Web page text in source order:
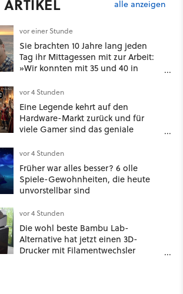
alle anzeigen
vor einer Stunde
Sie brachten 10 Jahre lang jeden
Tag ihr Mittagessen mit zur Arbeit:
»Wir konnten mit 35 und 40 in
Gamification [Best of GameStar]
vor 4 Stunden
Eine Legende kehrt auf den
Hardware-Markt zurück und für
viele Gamer sind das geniale
vor 4 Stunden
Früher war alles besser? 6 olle
Spiele-Gewohnheiten, die heute
unvorstellbar sind
vor 4 Stunden
Die wohl beste Bambu Lab-
Alternative hat jetzt einen 3D-
Drucker mit Filamentwechsler